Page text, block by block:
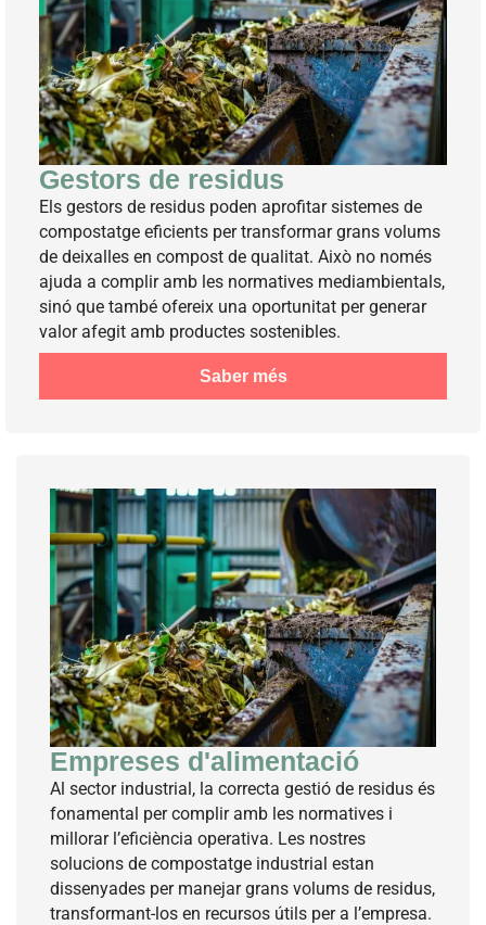
Gestors de residus
Els gestors de residus poden aprofitar sistemes de
compostatge eficients per transformar grans volums
de deixalles en compost de qualitat. Això no només
ajuda a complir amb les normatives mediambientals,
sinó que també ofereix una oportunitat per generar
valor afegit amb productes sostenibles.
Saber més
Empreses d'alimentació
Al sector industrial, la correcta gestió de residus és
fonamental per complir amb les normatives i
millorar l’eficiència operativa. Les nostres
solucions de compostatge industrial estan
dissenyades per manejar grans volums de residus,
transformant-los en recursos útils per a l’empresa.